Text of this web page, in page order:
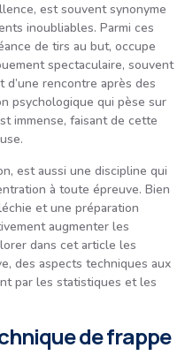
est souvent synonyme
inoubliables. Parmi ces
de tirs au but, occupe
spectaculaire, souvent
rencontre après des
psychologique qui pèse sur
immense, faisant de cette
est aussi une discipline qui
à toute épreuve. Bien
et une préparation
augmenter les
dans cet article les
des aspects techniques aux
par les statistiques et les
de frappe